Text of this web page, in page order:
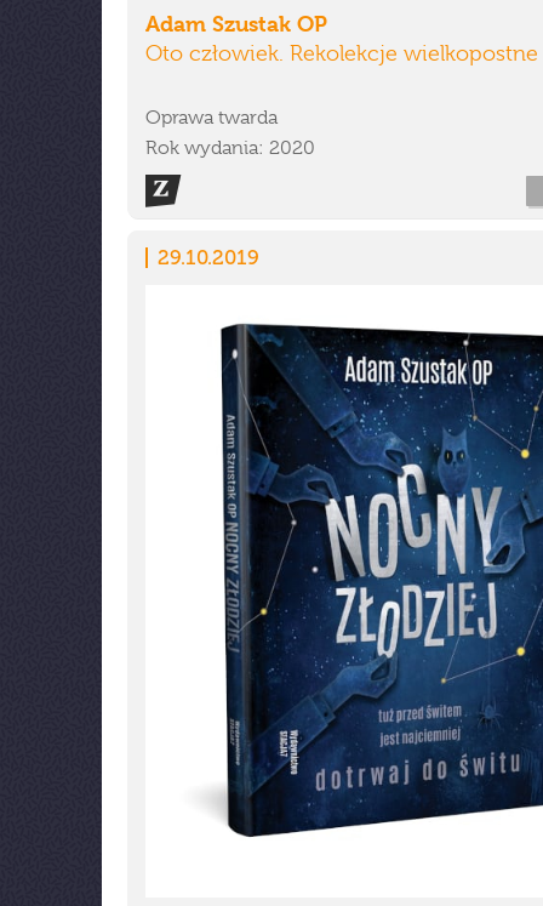
Adam Szustak OP
Oto człowiek. Rekolekcje wielkopostne
Oprawa twarda
Rok wydania: 2020
29.10.2019